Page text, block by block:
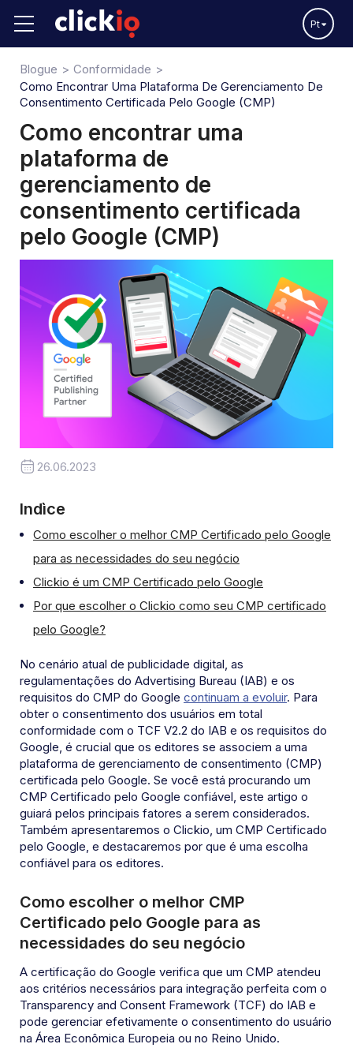
Pt
Blogue
Conformidade
Como Encontrar Uma Plataforma De Gerenciamento De
Consentimento Certificada Pelo Google (CMP)
Como encontrar uma
plataforma de
gerenciamento de
consentimento certificada
pelo Google (CMP)
26.06.2023
Indìce
Como escolher o melhor CMP Certificado pelo Google
para as necessidades do seu negócio
Clickio é um CMP Certificado pelo Google
Por que escolher o Clickio como seu CMP certificado
pelo Google?
No cenário atual de publicidade digital, as
regulamentações do Advertising Bureau (IAB) e os
requisitos do CMP do Google continuam a evoluir. Para
obter o consentimento dos usuários em total
conformidade com o TCF V2.2 do IAB e os requisitos do
Google, é crucial que os editores se associem a uma
plataforma de gerenciamento de consentimento (CMP)
certificada pelo Google. Se você está procurando um
CMP Certificado pelo Google confiável, este artigo o
guiará pelos principais fatores a serem considerados.
Também apresentaremos o Clickio, um CMP Certificado
pelo Google, e destacaremos por que é uma escolha
confiável para os editores.
Como escolher o melhor CMP
Certificado pelo Google para as
necessidades do seu negócio
A certificação do Google verifica que um CMP atendeu
aos critérios necessários para integração perfeita com o
Transparency and Consent Framework (TCF) do IAB e
pode gerenciar efetivamente o consentimento do usuário
na Área Econômica Europeia ou no Reino Unido.